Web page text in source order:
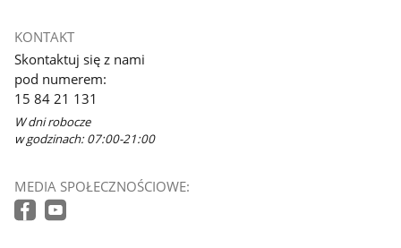
KONTAKT
Skontaktuj się z nami
pod numerem:
15 84 21 131
W dni robocze
w godzinach: 07:00-21:00
MEDIA SPOŁECZNOŚCIOWE: